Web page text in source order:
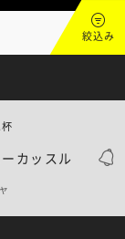
絞込み
カッスル